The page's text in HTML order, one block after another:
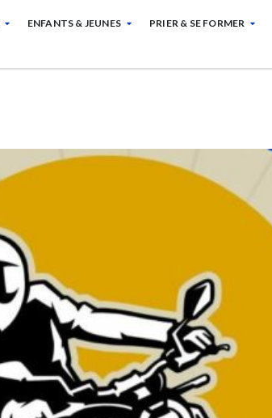
ENFANTS & JEUNES PRIER & SE FORMER